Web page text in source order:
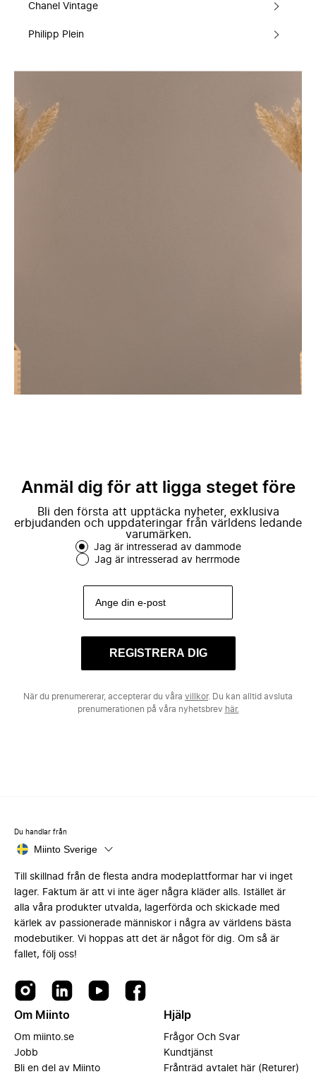
Chanel Vintage
Philipp Plein
Anmäl dig för att ligga steget före
Bli den första att upptäcka nyheter, exklusiva
erbjudanden och uppdateringar från världens ledande
varumärken.
Jag är intresserad av dammode
Jag är intresserad av herrmode
REGISTRERA DIG
När du prenumererar, accepterar du våra villkor. Du kan alltid avsluta
prenumerationen på våra nyhetsbrev här.
Du handlar från
Miinto Sverige
Till skillnad från de flesta andra modeplattformar har vi inget
lager. Faktum är att vi inte äger några kläder alls. Istället är
alla våra produkter utvalda, lagerförda och skickade med
kärlek av passionerade människor i några av världens bästa
modebutiker. Vi hoppas att det är något för dig. Om så är
fallet, följ oss!
Om Miinto
Om miinto.se
Jobb
Bli en del av Miinto
Hjälp
Frågor Och Svar
Kundtjänst
Frånträd avtalet här (Returer)